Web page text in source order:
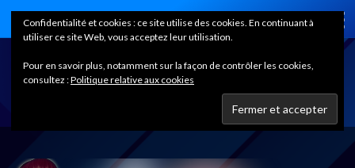
Home
Confidentialité et cookies : ce site utilise des cookies. En continuant à
utiliser ce site Web, vous acceptez leur utilisation.
Pour en savoir plus, notamment sur la façon de contrôler les cookies,
consultez :Politique relative aux cookies